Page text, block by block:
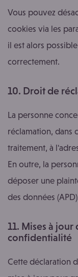
Vous pouvez
cookies via les
il est alors
correctement.
10. Droit de
La personne
réclamation, dans
traitement, à
En outre, la
déposer une
des données
11. Mises à
confidentialité
Cette déclaration